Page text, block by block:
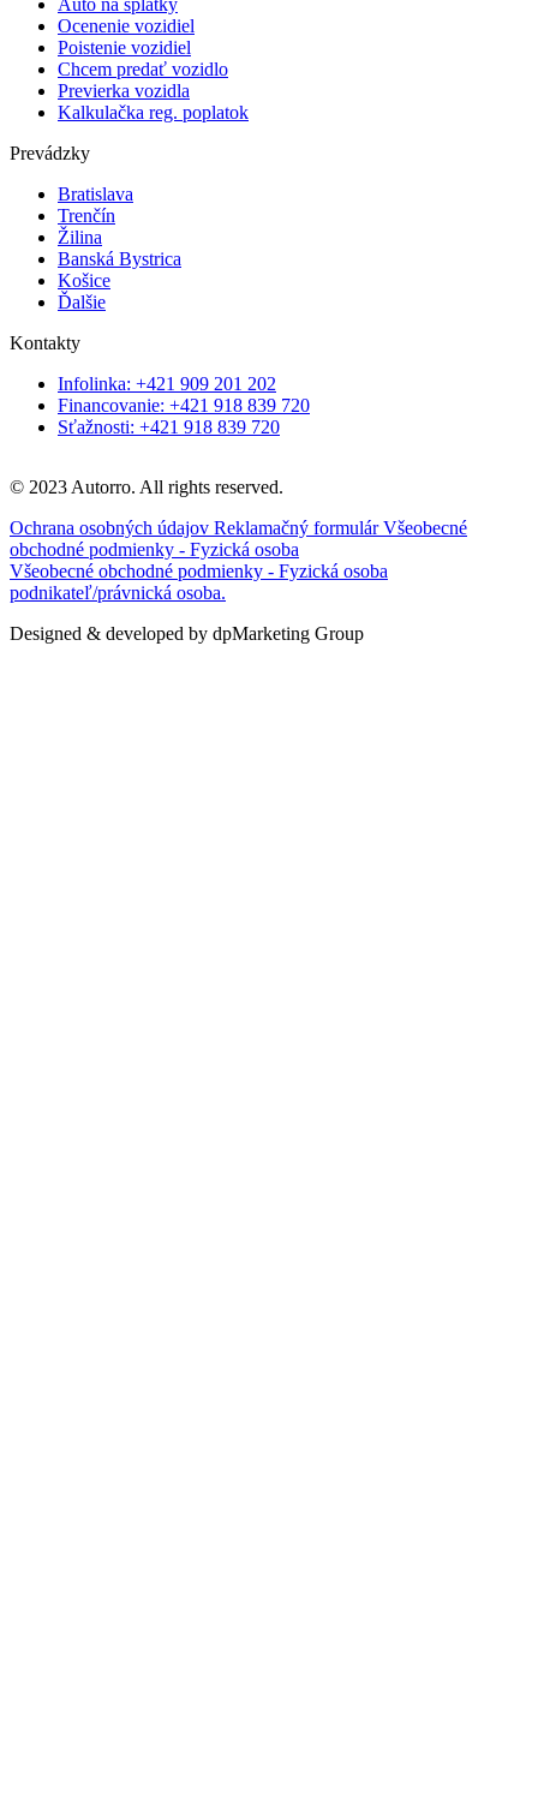
Ocenenie vozidiel
Poistenie vozidiel
Chcem predať vozidlo
Previerka vozidla
Kalkulačka reg. poplatok
Prevádzky
Bratislava
Trenčín
Žilina
Banská Bystrica
Košice
Ďalšie
Kontakty
Infolinka: +421 909 201 202
Financovanie: +421 918 839 720
Sťažnosti: +421 918 839 720
© 2023 Autorro. All rights reserved.
Ochrana osobných údajov Reklamačný formulárVšeobecné
obchodné podmienky - Fyzická osoba
Všeobecné obchodné podmienky - Fyzická osoba
podnikateľ/právnická osoba.
Designed & developed by dpMarketing Group